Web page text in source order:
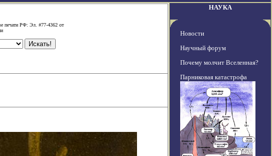
печати РФ: Эл. #77-4362 от
НАУКА
Новости
Научный форум
Почему молчит Вселенная?
Парниковая катастрофа